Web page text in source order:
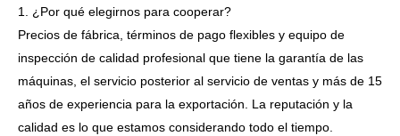
1. ¿Por qué elegirnos para cooperar?
Precios de fábrica, términos de pago flexibles y equipo de
inspección de calidad profesional que tiene la garantía de las
máquinas, el servicio posterior al servicio de ventas y más de 15
años de experiencia para la exportación. La reputación y la
calidad es lo que estamos considerando todo el tiempo.